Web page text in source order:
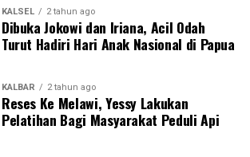
KALSEL 2 tahun ago
Dibuka Jokowi dan Iriana, Acil Odah
Turut Hadiri Hari Anak Nasional di Papua
KALBAR 2 tahun ago
Reses Ke Melawi, Yessy Lakukan
Pelatihan Bagi Masyarakat Peduli Api